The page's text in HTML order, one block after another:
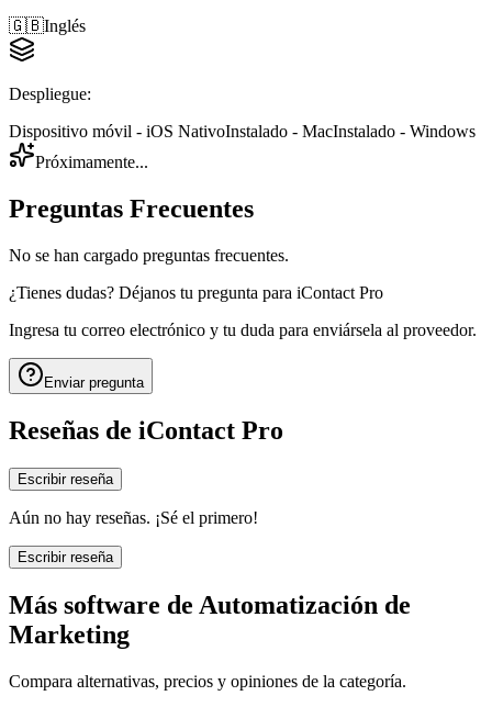
🇬🇧Inglés
Despliegue:
Dispositivo móvil - iOS NativoInstalado - MacInstalado - Windows
Próximamente...
Preguntas Frecuentes
No se han cargado preguntas frecuentes.
¿Tienes dudas? Déjanos tu pregunta para iContact Pro
Ingresa tu correo electrónico y tu duda para enviársela al proveedor.
Enviar pregunta
Reseñas de iContact Pro
Escribir reseña
Aún no hay reseñas. ¡Sé el primero!
Escribir reseña
Más software de Automatización de
Marketing
Compara alternativas, precios y opiniones de la categoría.